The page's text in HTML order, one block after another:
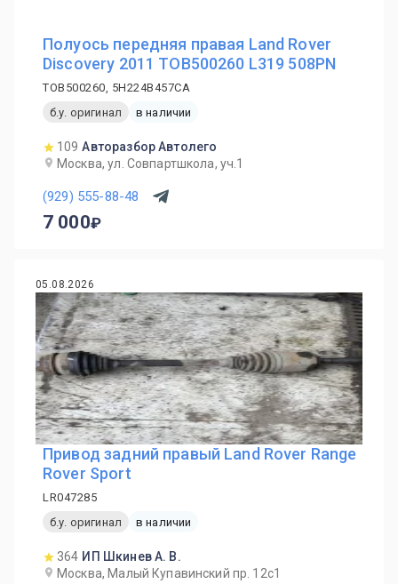
Полуось передняя правая Land Rover
Discovery 2011 TOB500260 L319 508PN
TOB500260, 5H224B457CA
б.у. оригинал
в наличии
109 Авторазбор Автолего
Москва, ул. Совпартшкола, уч.1
(929) 555-88-48
7 000
05.08.2026
Привод задний правый Land Rover Range
Rover Sport
LR047285
б.у. оригинал
в наличии
364 ИП Шкинев А. В.
Москва, Малый Купавинский пр. 12с1